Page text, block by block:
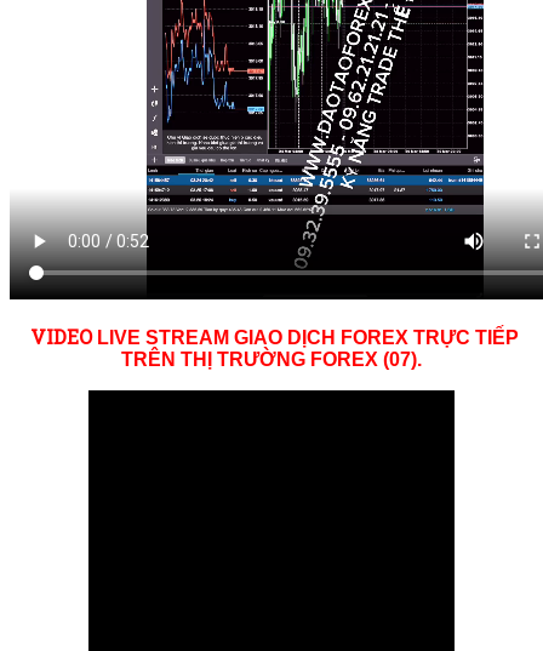
VIDEOLIVE STREAM GIAO DỊCH FOREX TRỰC TIẾP
TRÊN THỊ TRƯỜNG FOREX (07).